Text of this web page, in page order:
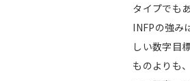
タイプでも
INFPの強み
しい数字目
ものよりも